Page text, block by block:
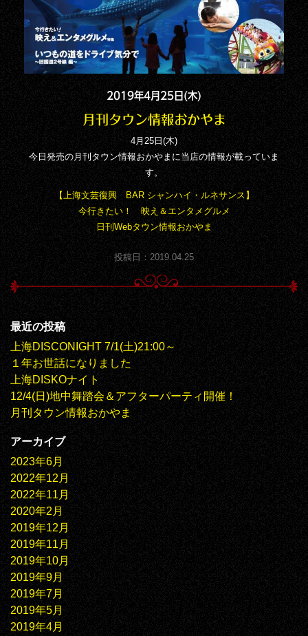
2019年4月25日(木)
月刊タウン情報おかやま
4月25日(木)
今日発売の月刊タウン情報おかやまに当店の情報が載っていま
す。
【上海文芸復興 BAR シャンハイ・ルネサンス】
今行きたい！ 映え＆エンタメグルメ
日刊Webタウン情報おかやま
投稿日：2019.04.25
最近の投稿
上海DISCONIGHT 7/1(土)21:00～
１年お世話になりました
上海DISKOナイト
12/4(日)地中舞踏会＆アフターパーティ開催！
月刊タウン情報おかやま
アーカイブ
2023年6月
2022年12月
2022年11月
2020年2月
2019年12月
2019年11月
2019年10月
2019年9月
2019年7月
2019年5月
2019年4月